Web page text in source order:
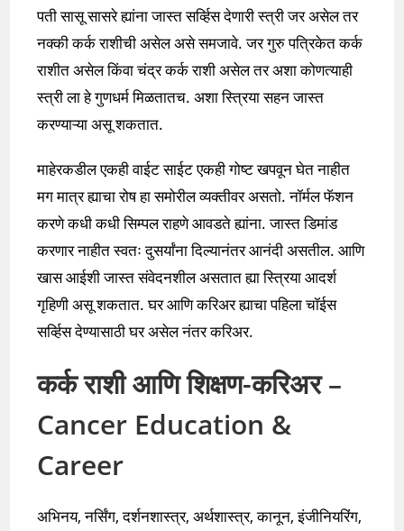
पती सासू सासरे ह्यांना जास्त सर्व्हिस देणारी स्त्री जर असेल तर
नक्की कर्क राशीची असेल असे समजावे. जर गुरु पत्रिकेत कर्क
राशीत असेल किंवा चंद्र कर्क राशी असेल तर अशा कोणत्याही
स्त्री ला हे गुणधर्म मिळतातच. अशा स्त्रिया सहन जास्त
करण्याऱ्या असू शकतात.
माहेरकडील एकही वाईट साईट एकही गोष्ट खपवून घेत नाहीत
मग मात्र ह्याचा रोष हा समोरील व्यक्तीवर असतो. नॉर्मल फॅशन
करणे कधी कधी सिम्पल राहणे आवडते ह्यांना. जास्त डिमांड
करणार नाहीत स्वतः दुसर्यांना दिल्यानंतर आनंदी असतील. आणि
खास आईशी जास्त संवेदनशील असतात ह्या स्त्रिया आदर्श
गृहिणी असू शकतात. घर आणि करिअर ह्याचा पहिला चॉईस
सर्व्हिस देण्यासाठी घर असेल नंतर करिअर.
कर्क राशी आणि शिक्षण-करिअर –
Cancer Education &
Career
अभिनय, नर्सिंग, दर्शनशास्त्र, अर्थशास्त्र, कानून, इंजीनियरिंग,